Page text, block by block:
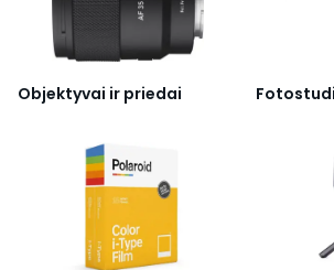
Objektyvai ir priedai